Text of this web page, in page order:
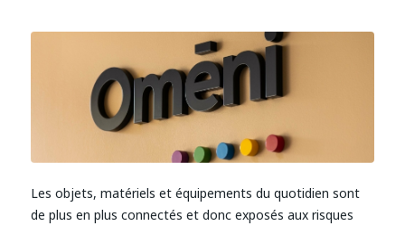
Les objets, matériels et équipements du quotidien sont
de plus en plus connectés et donc exposés aux risques